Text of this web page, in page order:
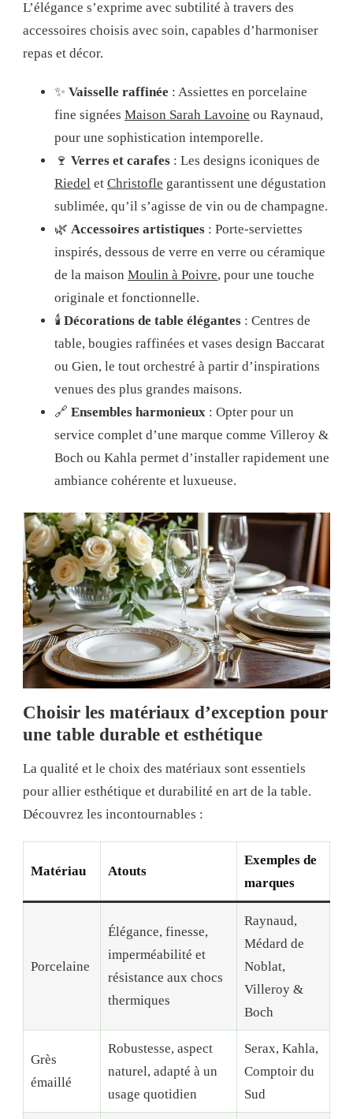
L’élégance s’exprime avec subtilité à travers des
accessoires choisis avec soin, capables d’harmoniser
repas et décor.
✨ Vaisselle raffinée : Assiettes en porcelaine
fine signées Maison Sarah Lavoine ou Raynaud,
pour une sophistication intemporelle.
🍷 Verres et carafes : Les designs iconiques de
Riedel et Christofle garantissent une dégustation
sublimée, qu’il s’agisse de vin ou de champagne.
🌿 Accessoires artistiques : Porte-serviettes
inspirés, dessous de verre en verre ou céramique
de la maison Moulin à Poivre, pour une touche
originale et fonctionnelle.
🕯️ Décorations de table élégantes : Centres de
table, bougies raffinées et vases design Baccarat
ou Gien, le tout orchestré à partir d’inspirations
venues des plus grandes maisons.
🔗 Ensembles harmonieux : Opter pour un
service complet d’une marque comme Villeroy &
Boch ou Kahla permet d’installer rapidement une
ambiance cohérente et luxueuse.
Choisir les matériaux d’exception pour
une table durable et esthétique
La qualité et le choix des matériaux sont essentiels
pour allier esthétique et durabilité en art de la table.
Découvrez les incontournables :
Matériau Atouts
Exemples de
marques
Porcelaine
Élégance, finesse,
imperméabilité et
résistance aux chocs
thermiques
Raynaud,
Médard de
Noblat,
Villeroy &
Boch
Grès
émaillé
Robustesse, aspect
naturel, adapté à un
usage quotidien
Serax, Kahla,
Comptoir du
Sud